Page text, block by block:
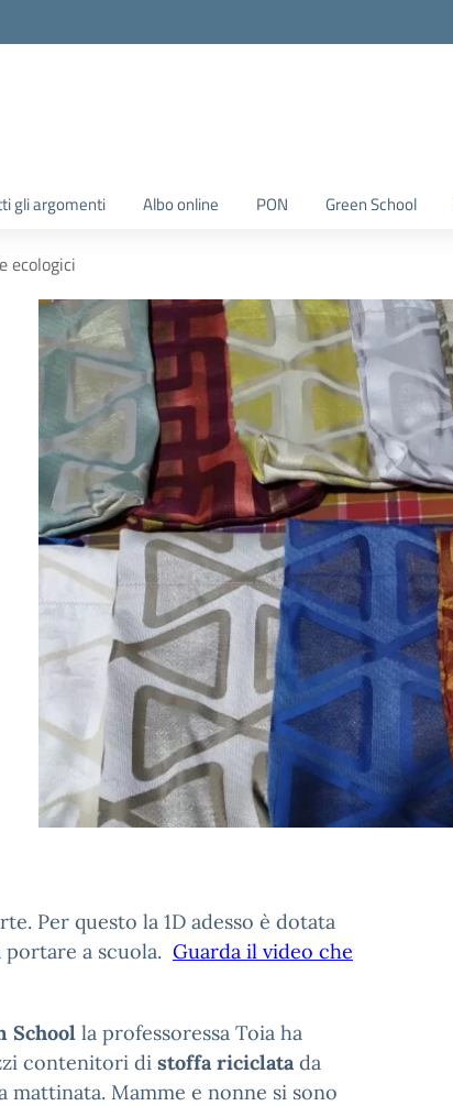
gli argomenti Albo online PON Green School
ecologici
Per questo la 1D adesso è dotata
portare a scuola. Guarda il video che
School la professoressa Toia ha
contenitori di stoffa riciclatada
Mamme e nonne si sono